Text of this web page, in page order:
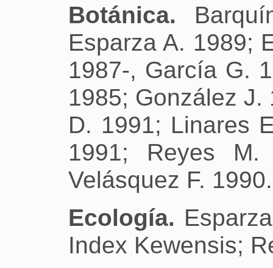
Botánica.
Esparza A. 1989;
1987-, García G.
1985; González
D. 1991; Linares
1991; Reyes
Velásquez F. 1990.
Ecología.
Index Kewensis;